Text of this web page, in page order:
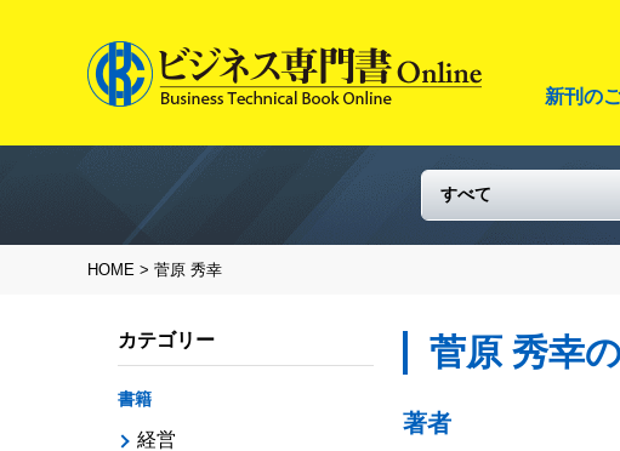
新刊の
HOME > 菅原 秀幸
菅原 秀幸
著者
カテゴリー
書籍
経営